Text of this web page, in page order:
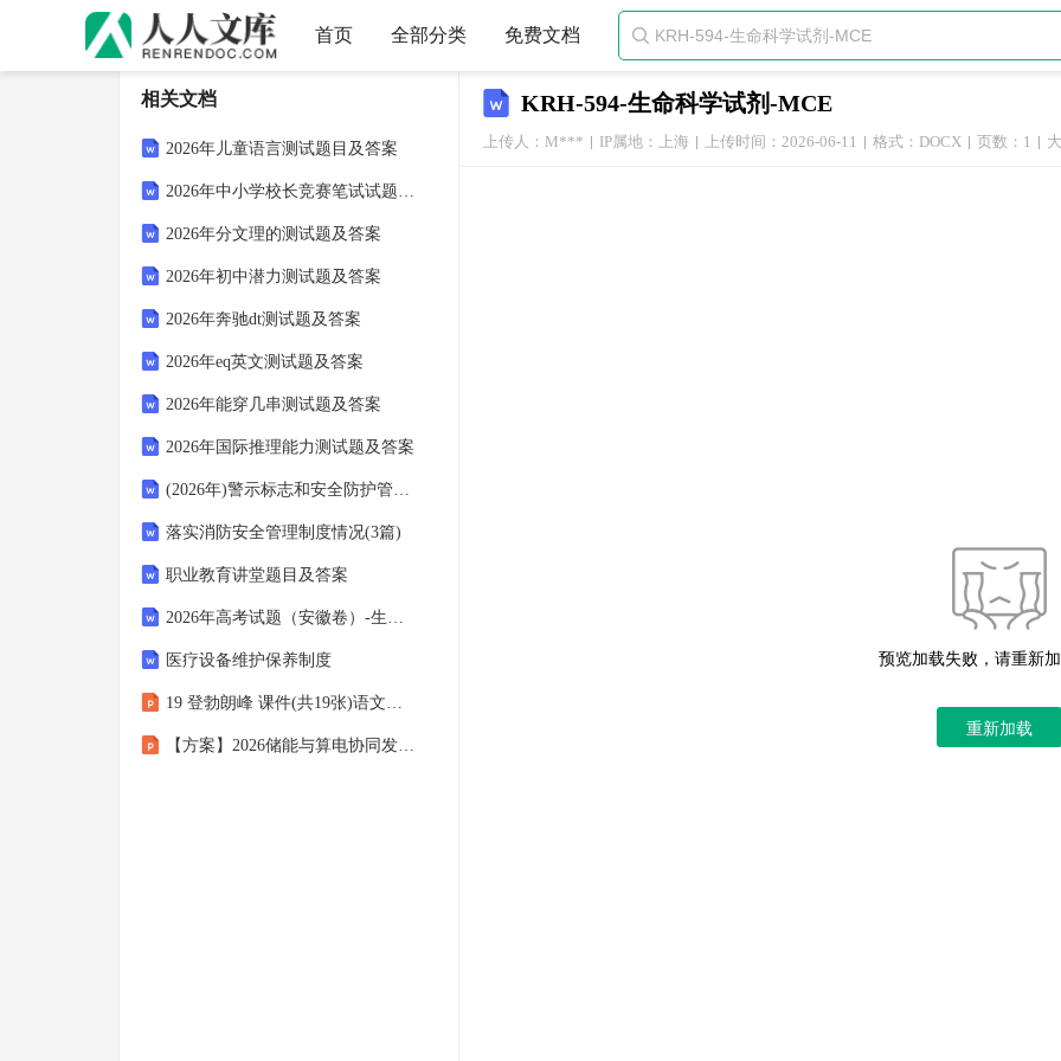
首页 全部分类 免费文档 
KRH-594-生命科学试剂-MCE
上传人：M*** IP属地：上海 上传时间：2026-06-11 格式：DOCX 页数：1
预览加载失败，请重新
重新加载
相关文档
2026年儿童语言测试题目及答案
2026年中小学校长竞赛笔试试题及答案
2026年分文理的测试题及答案
2026年初中潜力测试题及答案
2026年奔驰dt测试题及答案
2026年eq英文测试题及答案
2026年能穿几串测试题及答案
2026年国际推理能力测试题及答案
(2026年)警示标志和安全防护管理制度
落实消防安全管理制度情况(3篇)
职业教育讲堂题目及答案
2026年高考试题（安徽卷）-生物+答案
医疗设备维护保养制度
19 登勃朗峰 课件(共19张)语文八年级下册统编版
【方案】2026储能与算电协同发展解决方案